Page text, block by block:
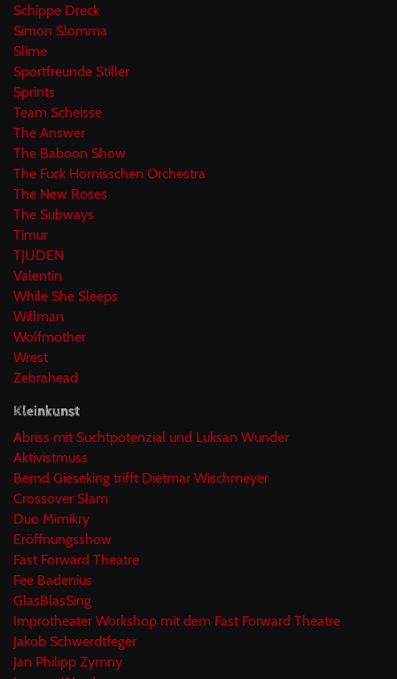
Schippe Dreck
Simon Slomma
Slime
Sportfreunde Stiller
Sprints
Team Scheisse
The Answer
The Baboon Show
The Fuck Hornisschen Orchestra
The New Roses
The Subways
Timur
TJUDEN
Valentin
While She Sleeps
Willman
Wolfmother
Wrest
Zebrahead
Kleinkunst
Abriss mit Suchtpotenzial und Luksan Wunder
Aktivistmuss
Bernd Gieseking trifft Dietmar Wischmeyer
Crossover Slam
Duo Mimikry
Eröffnungsshow
Fast Forward Theatre
Fee Badenius
GlasBlasSing
Improtheater Workshop mit dem Fast Forward Theatre
Jakob Schwerdtfeger
Jan Philipp Zymny